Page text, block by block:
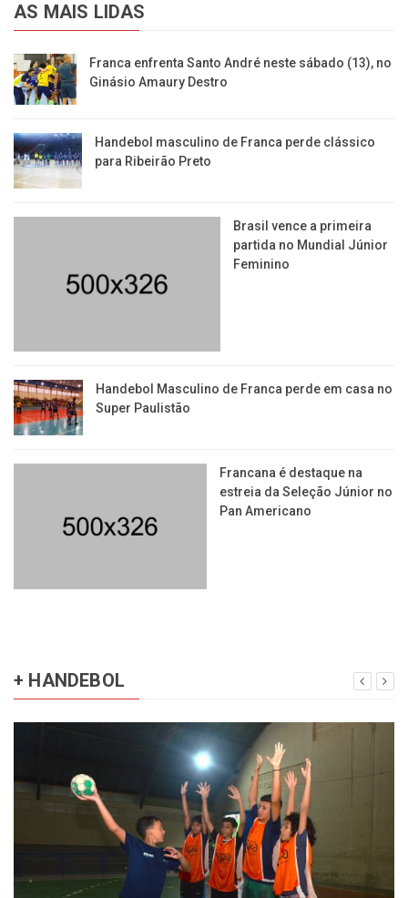
AS MAIS LIDAS
Franca enfrenta Santo André neste sábado (13), no
Ginásio Amaury Destro
Handebol masculino de Franca perde clássico
para Ribeirão Preto
Brasil vence a primeira
partida no Mundial Júnior
Feminino
Handebol Masculino de Franca perde em casa no
Super Paulistão
Francana é destaque na
estreia da Seleção Júnior no
Pan Americano
+ HANDEBOL